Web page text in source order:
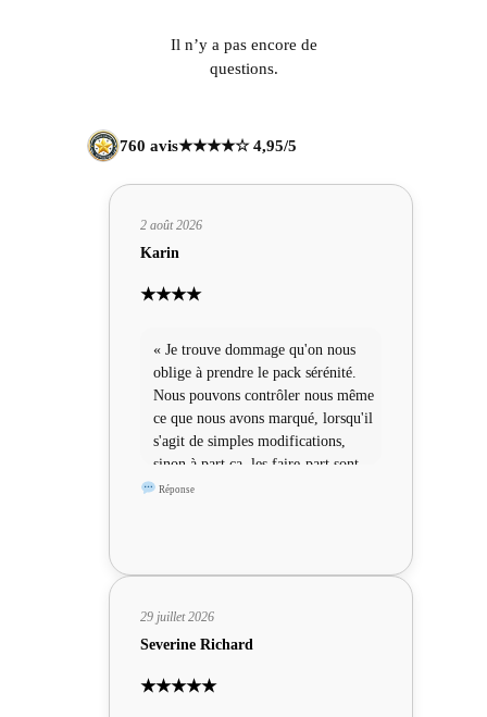
Il n’y a pas encore de
questions.
760 avis★★★★☆ 4,95/5
2 août 2026
Karin
★★★★
« Je trouve dommage qu'on nous
oblige à prendre le pack sérénité.
Nous pouvons contrôler nous même
ce que nous avons marqué, lorsqu'il
s'agit de simples modifications,
sinon à part ça, les faire-part sont
sympas »
Réponse
29 juillet 2026
Severine Richard
★★★★★